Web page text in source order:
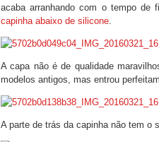
acaba arranhando com o tempo
capinha abaixo de silicone.
A capa não é de qualidade
modelos antigos, mas entrou
A parte de trás da capinha não tem o